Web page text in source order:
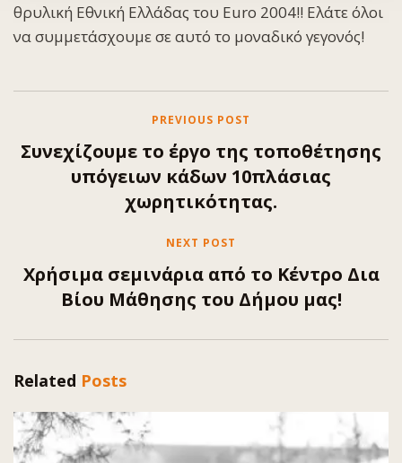
θρυλική Εθνική Ελλάδας του Euro 2004!! Ελάτε όλοι
να συμμετάσχουμε σε αυτό το μοναδικό γεγονός!
PREVIOUS POST
Συνεχίζουμε το έργο της τοποθέτησης
υπόγειων κάδων 10πλάσιας
χωρητικότητας.
NEXT POST
Χρήσιμα σεμινάρια από το Κέντρο Δια
Βίου Μάθησης του Δήμου μας!
Related Posts